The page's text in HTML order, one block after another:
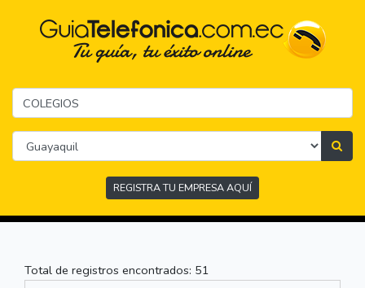
REGISTRA TU EMPRESA AQUÍ
Total de registros encontrados: 51